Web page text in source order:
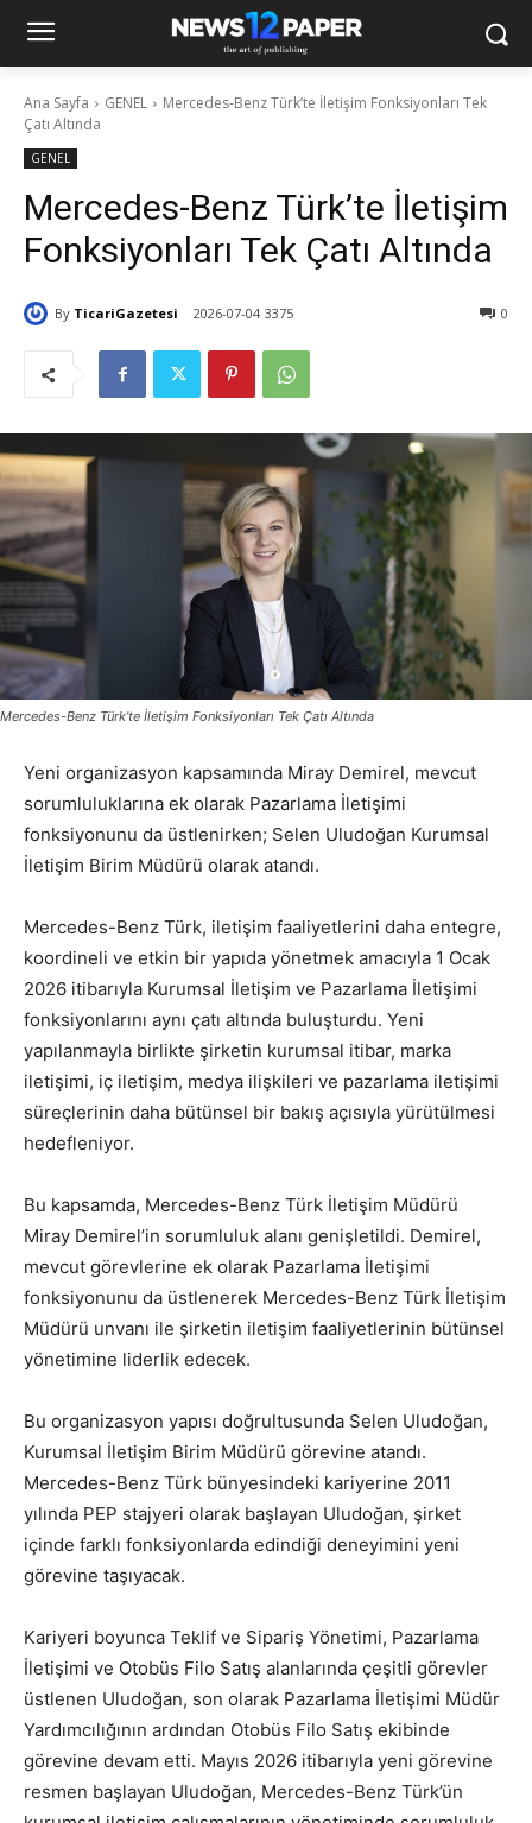
Ana Sayfa GENEL
Mercedes-Benz Türk’te İletişim Fonksiyonları Tek
Çatı Altında
GENEL
Mercedes-Benz Türk’te İletişim
Fonksiyonları Tek Çatı Altında
By TicariGazetesi 2026-07-04 0
3375
Mercedes-Benz Türk’te İletişim Fonksiyonları Tek Çatı Altında
Yeni organizasyon kapsamında Miray Demirel, mevcut
sorumluluklarına ek olarak Pazarlama İletişimi
fonksiyonunu da üstlenirken; Selen Uludoğan Kurumsal
İletişim Birim Müdürü olarak atandı.
Mercedes-Benz Türk, iletişim faaliyetlerini daha entegre,
koordineli ve etkin bir yapıda yönetmek amacıyla 1 Ocak
2026 itibarıyla Kurumsal İletişim ve Pazarlama İletişimi
fonksiyonlarını aynı çatı altında buluşturdu. Yeni
yapılanmayla birlikte şirketin kurumsal itibar, marka
iletişimi, iç iletişim, medya ilişkileri ve pazarlama iletişimi
süreçlerinin daha bütünsel bir bakış açısıyla yürütülmesi
hedefleniyor.
Bu kapsamda, Mercedes-Benz Türk İletişim Müdürü
Miray Demirel’in sorumluluk alanı genişletildi. Demirel,
mevcut görevlerine ek olarak Pazarlama İletişimi
fonksiyonunu da üstlenerek Mercedes-Benz Türk İletişim
Müdürü unvanı ile şirketin iletişim faaliyetlerinin bütünsel
yönetimine liderlik edecek.
Bu organizasyon yapısı doğrultusunda Selen Uludoğan,
Kurumsal İletişim Birim Müdürü görevine atandı.
Mercedes-Benz Türk bünyesindeki kariyerine 2011
yılında PEP stajyeri olarak başlayan Uludoğan, şirket
içinde farklı fonksiyonlarda edindiği deneyimini yeni
görevine taşıyacak.
Kariyeri boyunca Teklif ve Sipariş Yönetimi, Pazarlama
İletişimi ve Otobüs Filo Satış alanlarında çeşitli görevler
üstlenen Uludoğan, son olarak Pazarlama İletişimi Müdür
Yardımcılığının ardından Otobüs Filo Satış ekibinde
görevine devam etti. Mayıs 2026 itibarıyla yeni görevine
resmen başlayan Uludoğan, Mercedes-Benz Türk’ün